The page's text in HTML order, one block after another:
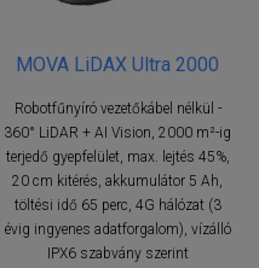
MOVA LiDAX Ultra 2000
Robotfűnyíró vezetőkábel nélkül -
360° LiDAR + AI Vision, 2000 m²-ig
terjedő gyepfelület, max. lejtés 45%,
20 cm kitérés, akkumulátor 5 Ah,
töltési idő 65 perc, 4G hálózat (3
évig ingyenes adatforgalom), vízálló
IPX6 szabvány szerint